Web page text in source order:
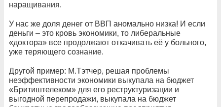
наращивания.
У нас же доля денег от ВВП аномально низка! И если
деньги – это кровь экономики, то либеральные
«доктора» все продолжают откачивать её у больного,
уже теряющего сознание.
Другой пример: М.Тэтчер, решая проблемы
неэффективности экономики выкупала на бюджет
«Бритиштелеком» для его реструктуризации и
выгодной перепродажи, выкупала на бюджет